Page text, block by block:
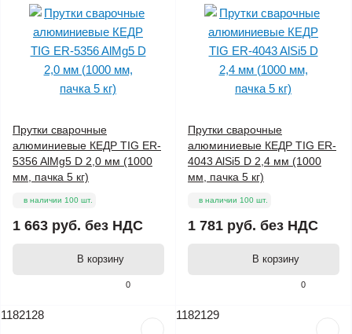
0
Прутки сварочные
алюминиевые КЕДР TIG ER-
5356 AlMg5 D 2,0 мм (1000
мм, пачка 5 кг)
в наличии 100 шт.
1 663 руб. без НДС
В корзину
0
Прутки сварочные
алюминиевые КЕДР TIG ER-
4043 AlSi5 D 2,4 мм (1000
мм, пачка 5 кг)
в наличии 100 шт.
1 781 руб. без НДС
В корзину
1182128 1182129